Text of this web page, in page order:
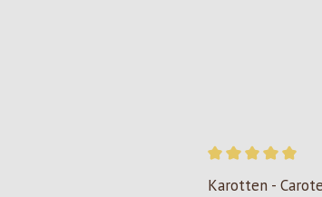
Valutazione media
Karotten - Carote